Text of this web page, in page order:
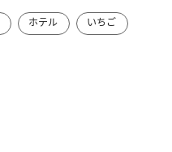
ホテル
いちご